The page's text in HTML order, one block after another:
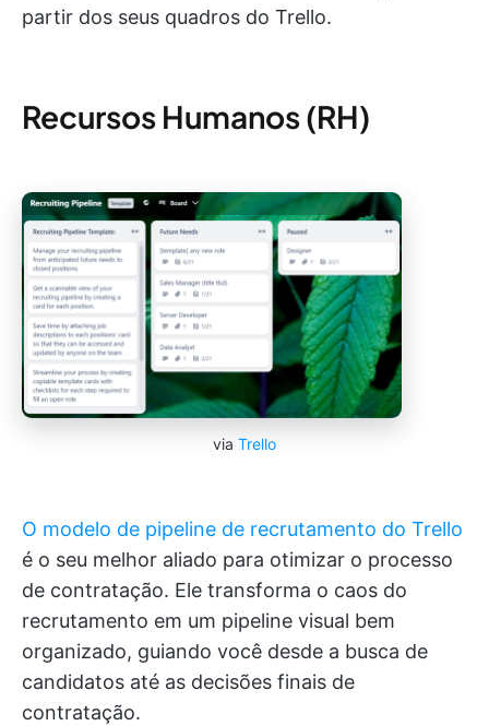
partir dos seus quadros do Trello.
Recursos Humanos (RH)
via Trello
O modelo de pipeline de recrutamento do Trello
é o seu melhor aliado para otimizar o processo
de contratação. Ele transforma o caos do
recrutamento em um pipeline visual bem
organizado, guiando você desde a busca de
candidatos até as decisões finais de
contratação.